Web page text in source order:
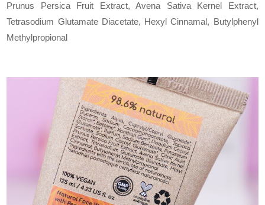
Prunus Persica Fruit Extract, Avena Sativa Kernel Extract,
Tetrasodium Glutamate Diacetate, Hexyl Cinnamal, Butylphenyl
Methylpropional